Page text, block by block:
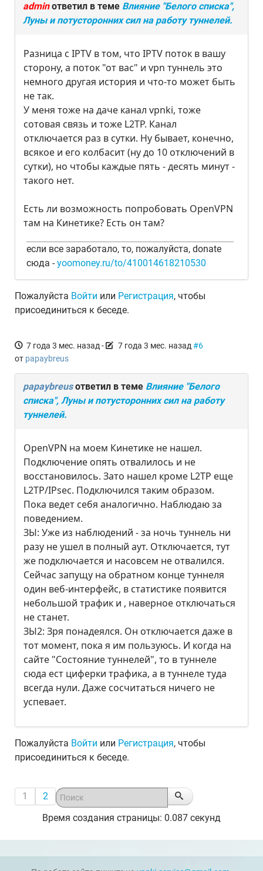
adminответил в теме Влияние "Белого списка",
Луны и потусторонних сил на работу туннелей.
Разница с IPTV в том, что IPTV поток в вашу
сторону, а поток "от вас" и vpn туннель это
немного другая история и что-то может быть
не так.
У меня тоже на даче канал vpnki, тоже
сотовая связь и тоже L2TP. Канал
отключается раз в сутки. Ну бывает, конечно,
всякое и его колбасит (ну до 10 отключений в
сутки), но чтобы каждые пять - десять минут -
такого нет.
Есть ли возможность попробовать OpenVPN
там на Кинетике? Есть он там?
если все заработало, то, пожалуйста, donate
сюда -yoomoney.ru/to/410014618210530
Пожалуйста Войти или Регистрация, чтобы
присоединиться к беседе.
7 года 3 мес. назад - 7 года 3 мес. назад #6
от papaybreus
papaybreusответил в теме Влияние "Белого
списка", Луны и потусторонних сил на работу
туннелей.
OpenVPN на моем Кинетике не нашел.
Подключение опять отвалилось и не
восстановилось. Зато нашел кроме L2TP еще
L2TP/IPsec. Подключился таким образом.
Пока ведет себя аналогично. Наблюдаю за
поведением.
ЗЫ: Уже из наблюдений - за ночь туннель ни
разу не ушел в полный аут. Отключается, тут
же подключается и насовсем не отвалился.
Сейчас запущу на обратном конце туннеля
один веб-интерфейс, в статистике появится
небольшой трафик и , наверное отключаться
не станет.
ЗЫ2: Зря понадеялся. Он отключается даже в
тот момент, пока я им пользуюсь. И когда на
сайте "Состояние туннелей", то в туннеле
сюда ест циферки трафика, а в туннеле туда
всегда нули. Даже сосчитаться ничего не
успевает.
Пожалуйста Войти или Регистрация, чтобы
присоединиться к беседе.
1
2
Время создания страницы: 0.087 секунд